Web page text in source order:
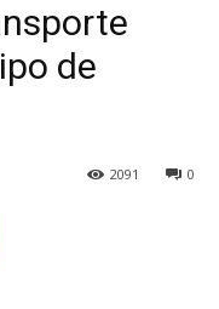
de
0
2091